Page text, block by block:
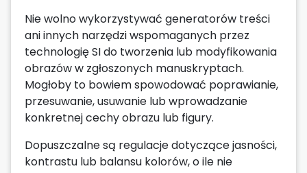
Nie wolno wykorzystywać generatorów treści
ani innych narzędzi wspomaganych przez
technologię SI do tworzenia lub modyfikowania
obrazów w zgłoszonych manuskryptach.
Mogłoby to bowiem spowodować poprawianie,
przesuwanie, usuwanie lub wprowadzanie
konkretnej cechy obrazu lub figury.
Dopuszczalne są regulacje dotyczące jasności,
kontrastu lub balansu kolorów, o ile nie